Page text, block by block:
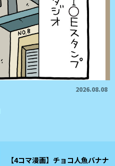
2026.08.08
【4コマ漫画】チョコ人魚バナナ